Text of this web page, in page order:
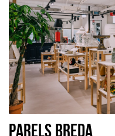
PARELS BREDA